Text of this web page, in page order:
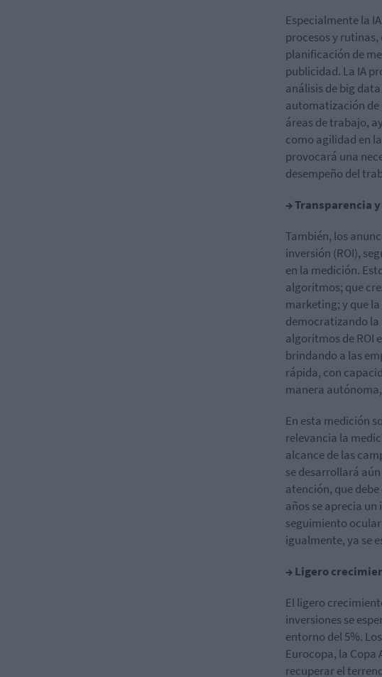
Especialmente la
procesos y
planificación de
publicidad. La IA
análisis de big
automatización
áreas de trabajo,
como agilidad en
provocará una
desempeño del
→ Transparencia
También, los
inversión (ROI),
en la medición.
algoritmos; que
marketing; y que
democratizando la
algoritmos de ROI
brindando a las
rápida, con
manera
En esta medición
relevancia la
alcance de las
se desarrollará
atención, que
años se aprecia
seguimiento
igualmente, ya se
→ Ligero
El ligero
inversiones se
entorno del 5%.
Eurocopa, la Copa
recuperar el